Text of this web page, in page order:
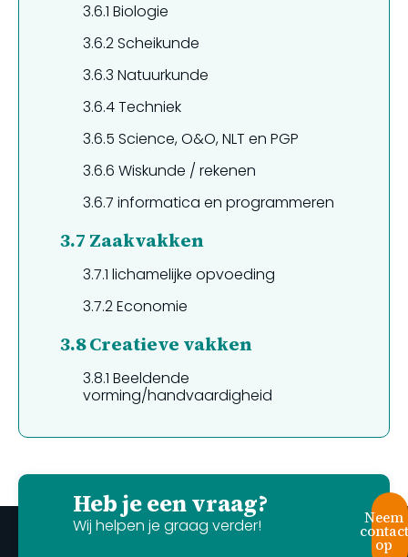
3.6.1 Biologie
3.6.2Scheikunde
3.6.3 Natuurkunde
3.6.4Techniek
3.6.5 Science, O&O, NLT en PGP
3.6.6 Wiskunde / rekenen
3.6.7 informatica en programmeren
3.7 Zaakvakken
3.7.1 lichamelijke opvoeding
3.7.2Economie
3.8Creatieve vakken
3.8.1 Beeldende
vorming/handvaardigheid
Heb je een vraag?
Wij helpen je graag verder! Neem
contact
op